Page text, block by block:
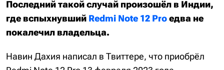
Последний такой случай произошёл в Индии,
где вспыхнувший Redmi Note 12 Proедва не
покалечил владельца.
Навин Дахия написал в Твиттере, что приобрёл